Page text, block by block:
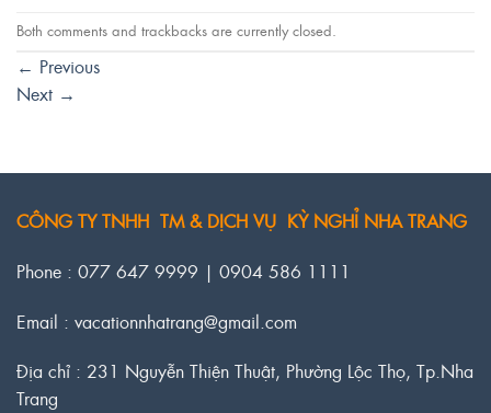
Both comments and trackbacks are currently closed.
← Previous
Next →
CÔNG TY TNHH TM & DỊCH VỤ KỲ NGHỈ NHA TRANG
Phone : 077 647 9999 | 0904 586 1111
Email : vacationnhatrang@gmail.com
Địa chỉ : 231 Nguyễn Thiện Thuật, Phường Lộc Thọ, Tp.Nha
Trang